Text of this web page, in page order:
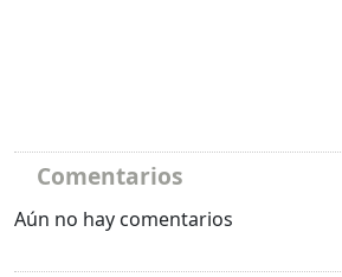
Comentarios
Aún no hay comentarios